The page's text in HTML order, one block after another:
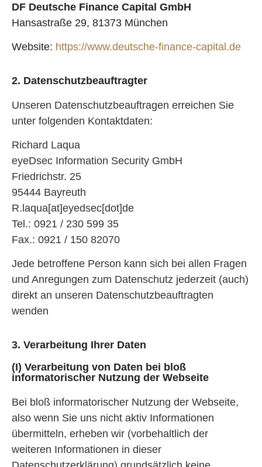
DF Deutsche Finance Capital GmbH
Hansastraße 29, 81373 München
Website: https://www.deutsche-finance-capital.de
2. Datenschutzbeauftragter
Unseren Datenschutzbeauftragen erreichen Sie
unter folgenden Kontaktdaten:
Richard Laqua
eyeDsec Information Security GmbH
Friedrichstr. 25
95444 Bayreuth
R.laqua[at]eyedsec[dot]de
Tel.: 0921 / 230 599 35
Fax.: 0921 / 150 82070
Jede betroffene Person kann sich bei allen Fragen
und Anregungen zum Datenschutz jederzeit (auch)
direkt an unseren Datenschutzbeauftragten
wenden
3. Verarbeitung Ihrer Daten
(I) Verarbeitung von Daten bei bloß
informatorischer Nutzung der Webseite
Bei bloß informatorischer Nutzung der Webseite,
also wenn Sie uns nicht aktiv Informationen
übermitteln, erheben wir (vorbehaltlich der
weiteren Informationen in dieser